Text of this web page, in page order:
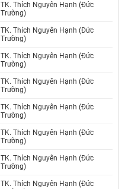
TK. Thích Nguyên Hạnh (Đức
Trường)
TK. Thích Nguyên Hạnh (Đức
Trường)
TK. Thích Nguyên Hạnh (Đức
Trường)
TK. Thích Nguyên Hạnh (Đức
Trường)
TK. Thích Nguyên Hạnh (Đức
Trường)
TK. Thích Nguyên Hạnh (Đức
Trường)
TK. Thích Nguyên Hạnh (Đức
Trường)
TK. Thích Nguyên Hạnh (Đức